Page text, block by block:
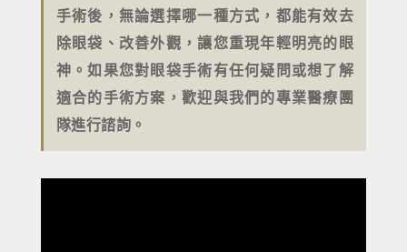
手術後，無論選擇哪一種方式，都能有效去
除眼袋、改善外觀，讓您重現年輕明亮的眼
神。如果您對眼袋手術有任何疑問或想了解
適合的手術方案，歡迎與我們的專業醫療團
隊進行諮詢。